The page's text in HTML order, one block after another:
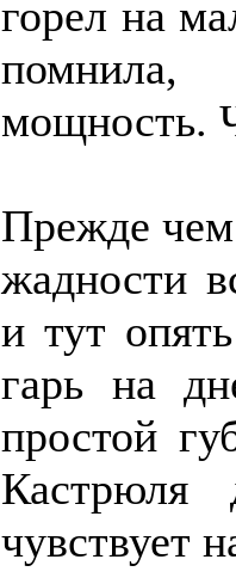
горел на
мощность.
Прежде
жадности
и тут
гарь на
простой
Кастрюля
чувствует